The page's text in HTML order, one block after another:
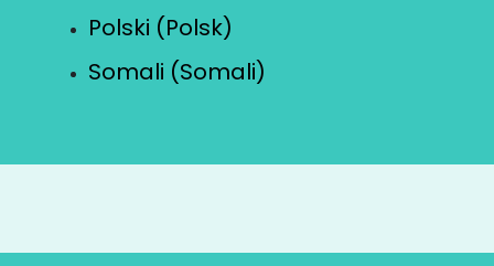
Polski (Polsk)
Somali (Somali)